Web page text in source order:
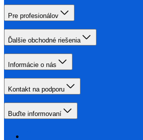
Pre profesionálov
Ďalšie obchodné riešenia
Informácie o nás
Kontakt na podporu
Buďte informovaní